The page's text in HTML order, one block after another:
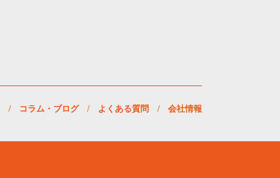
/ コラム・ブログ/ よくある質問 / 会社情報